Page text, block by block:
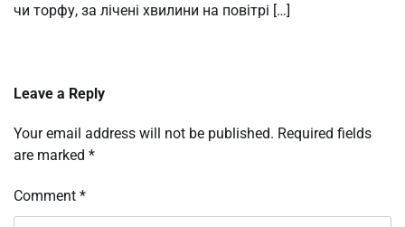
чи торфу, за лічені хвилини на повітрі […]
Leave a Reply
Your email address will not be published. Required fields
are marked *
Comment *